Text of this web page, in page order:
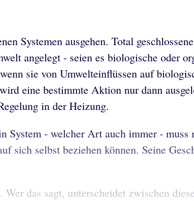
Systemen ausgehen. Total
angelegt - seien es biologische oder
sie von Umwelteinflüssen auf
eine bestimmte Aktion nur dann
in der Heizung.
System - welcher Art auch immer -
sich selbst beziehen können. Seine
das sagt, unterscheidet zwischen